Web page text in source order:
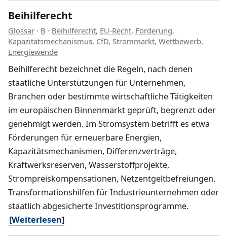
Beihilferecht
Glossar · B · Beihilferecht, EU-Recht, Förderung,
Kapazitätsmechanismus, CfD, Strommarkt, Wettbewerb,
Energiewende
Beihilferecht bezeichnet die Regeln, nach denen
staatliche Unterstützungen für Unternehmen,
Branchen oder bestimmte wirtschaftliche Tätigkeiten
im europäischen Binnenmarkt geprüft, begrenzt oder
genehmigt werden. Im Stromsystem betrifft es etwa
Förderungen für erneuerbare Energien,
Kapazitätsmechanismen, Differenzverträge,
Kraftwerksreserven, Wasserstoffprojekte,
Strompreiskompensationen, Netzentgeltbefreiungen,
Transformationshilfen für Industrieunternehmen oder
staatlich abgesicherte Investitionsprogramme.
[Weiterlesen]